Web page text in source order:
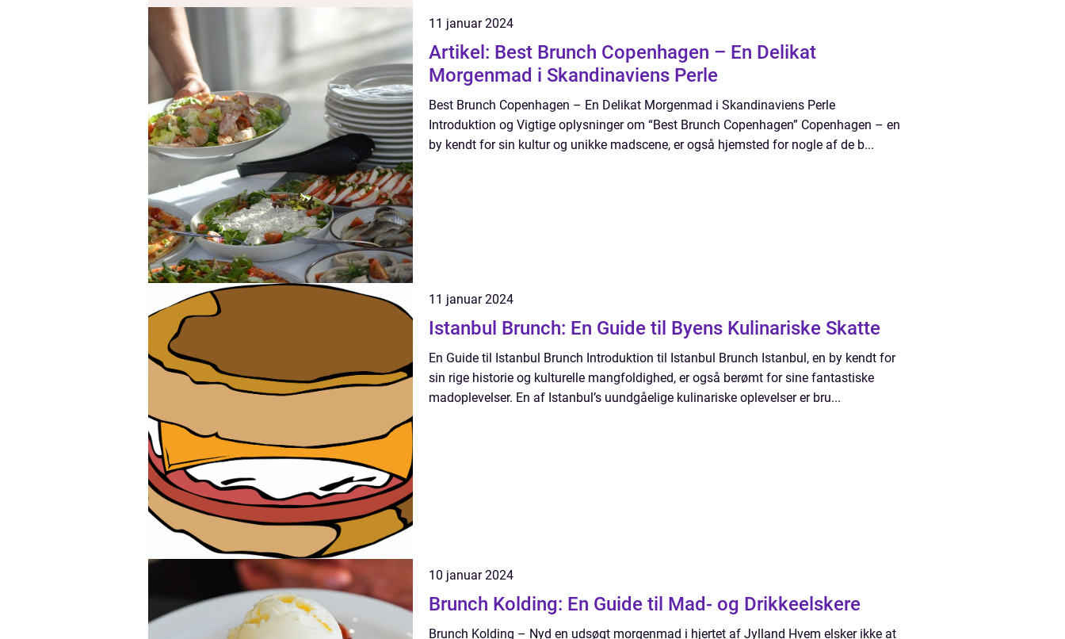
11 januar 2024
Artikel: Best Brunch Copenhagen – En Delikat
Morgenmad i Skandinaviens Perle
Best Brunch Copenhagen – En Delikat Morgenmad i Skandinaviens Perle
Introduktion og Vigtige oplysninger om “Best Brunch Copenhagen” Copenhagen – en
by kendt for sin kultur og unikke madscene, er også hjemsted for nogle af de b...
11 januar 2024
Istanbul Brunch: En Guide til Byens Kulinariske Skatte
En Guide til Istanbul Brunch Introduktion til Istanbul Brunch Istanbul, en by kendt for
sin rige historie og kulturelle mangfoldighed, er også berømt for sine fantastiske
madoplevelser. En af Istanbul’s uundgåelige kulinariske oplevelser er bru...
10 januar 2024
Brunch Kolding: En Guide til Mad- og Drikkeelskere
Brunch Kolding – Nyd en udsøgt morgenmad i hjertet af Jylland Hvem elsker ikke at